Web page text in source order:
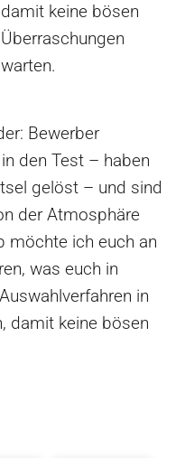
damit keine bösen
Überraschungen
warten.
Bewerber
den Test – haben
gelöst – und sind
der Atmosphäre
möchte ich euch an
was euch in
in
damit keine bösen